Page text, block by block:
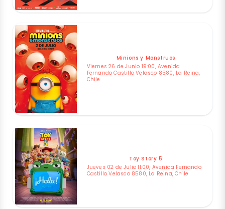
Minions y Monstruos
Viernes 26 de Junio 19:00, Avenida
Fernando Castillo Velasco 8580, La Reina,
Chile
Toy Story 5
Jueves 02 de Julio 11:00, Avenida Fernando
Castillo Velasco 8580, La Reina, Chile